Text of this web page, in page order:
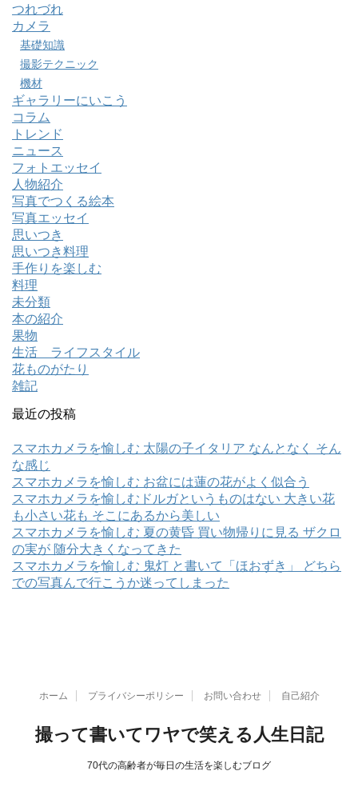
つれづれ
カメラ
基礎知識
撮影テクニック
機材
ギャラリーにいこう
コラム
トレンド
ニュース
フォトエッセイ
人物紹介
写真でつくる絵本
写真エッセイ
思いつき
思いつき料理
手作りを楽しむ
料理
未分類
本の紹介
果物
生活 ライフスタイル
花ものがたり
雑記
最近の投稿
スマホカメラを愉しむ 太陽の子イタリア なんとなく そん
な感じ
スマホカメラを愉しむ お盆には蓮の花がよく似合う
スマホカメラを愉しむドルガというものはない 大きい花
も小さい花も そこにあるから美しい
スマホカメラを愉しむ 夏の黄昏 買い物帰りに見る ザクロ
の実が 随分大きくなってきた
スマホカメラを愉しむ 鬼灯 と書いて「ほおずき」 どちら
での写真んで行こうか迷ってしまった
ホーム プライバシーポリシー お問い合わせ 自己紹介
撮って書いてワヤで笑える人生日記
70代の高齢者が毎日の生活を楽しむブログ